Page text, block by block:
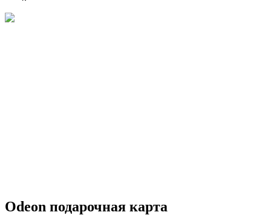
Odeon подарочная карта